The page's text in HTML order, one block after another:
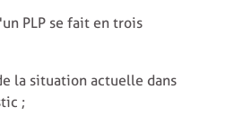
PLP se fait en trois
la situation actuelle dans
;